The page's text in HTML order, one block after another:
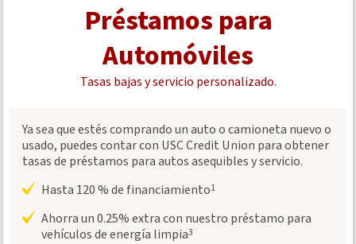
Préstamos para
Automóviles
Tasas bajas y servicio personalizado.
Ya sea que estés comprando un auto o camioneta nuevo o
usado, puedes contar con USC Credit Union para obtener
tasas de préstamos para autos asequibles y servicio.
Hasta 120 % de financiamiento1
Ahorra un 0.25% extra con nuestro préstamo para
vehículos de energía limpia3